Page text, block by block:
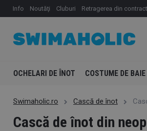
Info Noutăţi Cluburi Retragerea din contract
OCHELARI DE ÎNOT COSTUME DE BAIE
Swimaholic.ro Cască de înot
Cască de înot din